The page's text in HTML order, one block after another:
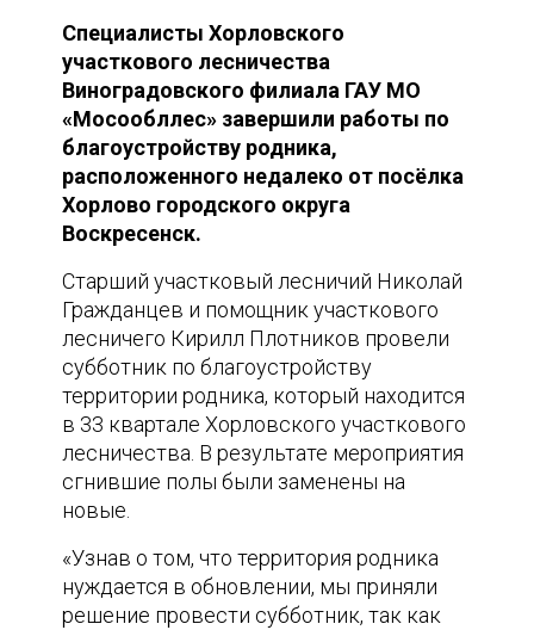
Специалисты Хорловского
участкового лесничества
Виноградовского филиала ГАУ МО
«Мосообллес» завершили работы по
благоустройству родника,
расположенного недалеко от посёлка
Хорлово городского округа
Воскресенск.
Старший участковый лесничий Николай
Гражданцев и помощник участкового
лесничего Кирилл Плотников провели
субботник по благоустройству
территории родника, который находится
в 33 квартале Хорловского участкового
лесничества. В результате мероприятия
сгнившие полы были заменены на
новые.
«Узнав о том, что территория родника
нуждается в обновлении, мы приняли
решение провести субботник, так как